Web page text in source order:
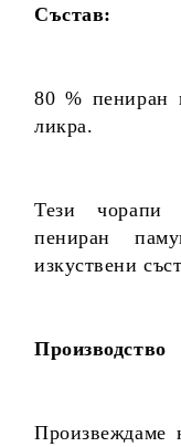
Състав:
80 %
ликра.
Тези чорапи
пениран
изкуствени
Производство
Произвеждаме